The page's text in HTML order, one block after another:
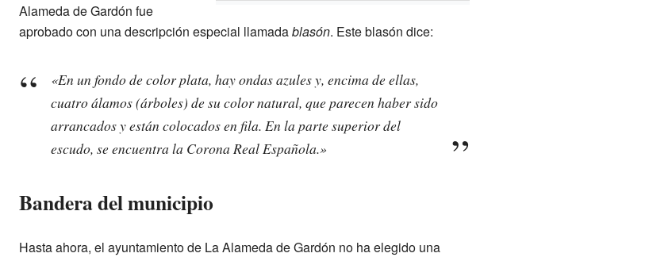
Alameda de Gardón fue
aprobado con una descripción especial llamadablasón. Este blasón dice:
«En un fondo de color plata, hay ondas azules y, encima de ellas,
cuatro álamos (árboles) de su color natural, que parecen haber sido
arrancados y están colocados en fila. En la parte superior del
escudo, se encuentra la Corona Real Española.»
Bandera del municipio
Hasta ahora, el ayuntamiento de La Alameda de Gardón no ha elegido una